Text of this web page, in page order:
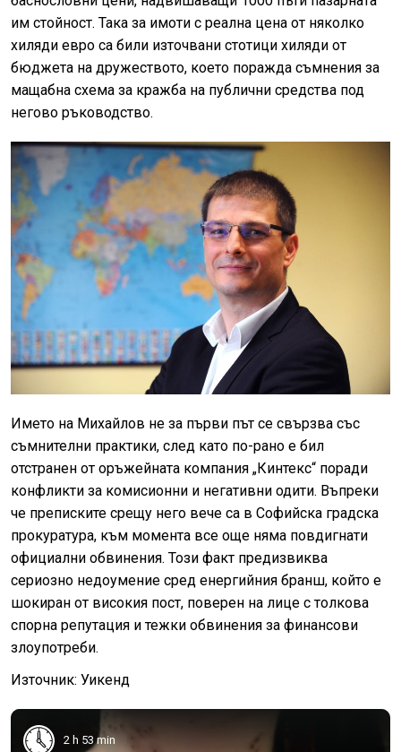
им стойност. Така за имоти с реална цена от няколко
хиляди евро са били източвани стотици хиляди от
бюджета на дружеството, което поражда съмнения за
мащабна схема за кражба на публични средства под
негово ръководство.
Името на Михайлов не за първи път се свързва със
съмнителни практики, след като по-рано е бил
отстранен от оръжейната компания „Кинтекс“ поради
конфликти за комисионни и негативни одити. Въпреки
че преписките срещу него вече са в Софийска градска
прокуратура, към момента все още няма повдигнати
официални обвинения. Този факт предизвиква
сериозно недоумение сред енергийния бранш, който е
шокиран от високия пост, поверен на лице с толкова
спорна репутация и тежки обвинения за финансови
злоупотреби.
Източник: Уикенд
2 h 53 min